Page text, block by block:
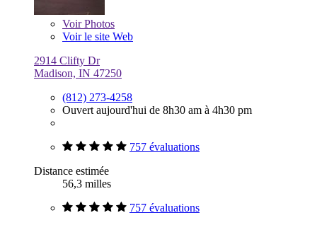
VoirPhotos
Voir le site Web
2914 Clifty Dr
Madison, IN 47250
(812) 273-4258
Ouvert aujourd'hui de 8h30 am à 4h30 pm
757 évaluations
Distance estimée
56,3 milles
757 évaluations